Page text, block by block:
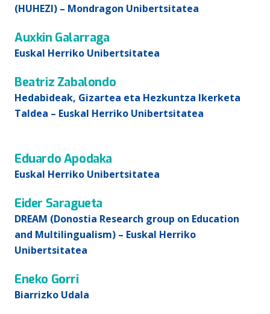
(HUHEZI) – Mondragon Unibertsitatea
Auxkin Galarraga
Euskal Herriko Unibertsitatea
Beatriz Zabalondo
Hedabideak, Gizartea eta Hezkuntza Ikerketa
Taldea – Euskal Herriko Unibertsitatea
Eduardo Apodaka
Euskal Herriko Unibertsitatea
Eider Saragueta
DREAM (Donostia Research group on Education
and Multilingualism) – Euskal Herriko
Unibertsitatea
Eneko Gorri
Biarrizko Udala